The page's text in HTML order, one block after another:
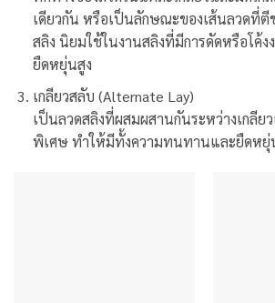
เดียวกัน หรือเป็นลักษณะของเส้นลวดที่ตี
สลิง นิยมใช้ในงานสลิงที่มีการดัดหรือโค้ง
ยืดหยุ่นสูง
เกลียวสลับ (Alternate Lay)
เป็นลวดสลิงที่ผสมผสานกันระหว่างเกลีย
พิเศษ ทำให้มีทั้งความทนทานและยืดหยุ่